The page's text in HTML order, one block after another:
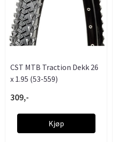
CST MTB Traction Dekk 26
x 1.95 (53-559)
309,-
Kjøp